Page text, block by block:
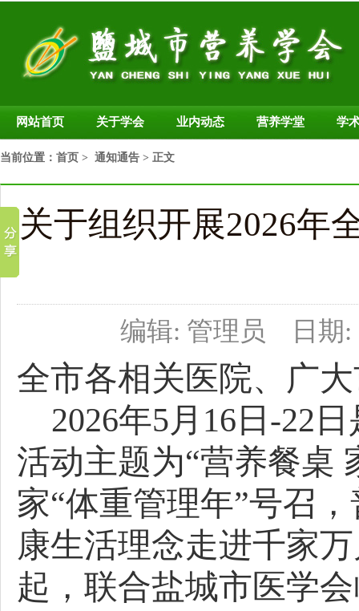
网站首页 关于学会 业内动态 营养学堂 学
当前位置： 首页 > 通知通告 > 正文
关于组织开展2026年
编辑: 管理员 日期
全市各相关医院、广
2026年5月16日-22
活动主题为“营养餐桌
家“体重管理年”号召
康生活理念走进千家
起，联合盐城市医学